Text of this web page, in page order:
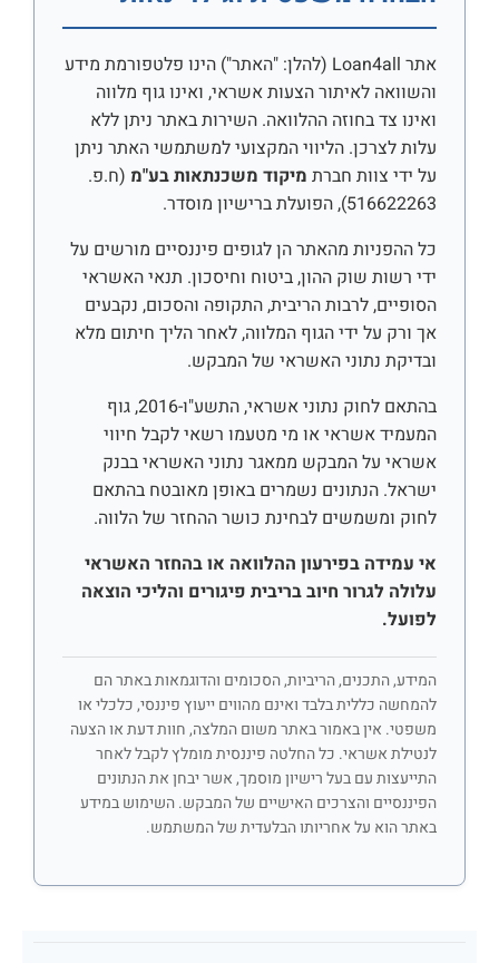
אתר Loan4all (להלן: "האתר") הינו פלטפורמת מידע
והשוואה לאיתור הצעות אשראי, ואינו גוף מלווה
ואינו צד בחוזה ההלוואה. השירות באתר ניתן ללא
עלות לצרכן. הליווי המקצועי למשתמשי האתר ניתן
על ידי צוות חברת מיקוד משכנתאות בע"מ (ח.פ.
516622263), הפועלת ברישיון מוסדר.
כל ההפניות מהאתר הן לגופים פיננסיים מורשים על
ידי רשות שוק ההון, ביטוח וחיסכון. תנאי האשראי
הסופיים, לרבות הריבית, התקופה והסכום, נקבעים
אך ורק על ידי הגוף המלווה, לאחר הליך חיתום מלא
ובדיקת נתוני האשראי של המבקש.
בהתאם לחוק נתוני אשראי, התשע"ו-2016, גוף
המעמיד אשראי או מי מטעמו רשאי לקבל חיווי
אשראי על המבקש ממאגר נתוני האשראי בבנק
ישראל. הנתונים נשמרים באופן מאובטח בהתאם
לחוק ומשמשים לבחינת כושר ההחזר של הלווה.
אי עמידה בפירעון ההלוואה או בהחזר האשראי
עלולה לגרור חיוב בריבית פיגורים והליכי הוצאה
לפועל.
המידע, התכנים, הריביות, הסכומים והדוגמאות באתר הם
להמחשה כללית בלבד ואינם מהווים ייעוץ פיננסי, כלכלי או
משפטי. אין באמור באתר משום המלצה, חוות דעת או הצעה
לנטילת אשראי. כל החלטה פיננסית מומלץ לקבל לאחר
התייעצות עם בעל רישיון מוסמך, אשר יבחן את הנתונים
הפיננסיים והצרכים האישיים של המבקש. השימוש במידע
באתר הוא על אחריותו הבלעדית של המשתמש.